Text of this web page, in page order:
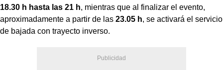
18.30 h hasta las 21 h, mientras que al finalizar el evento,
aproximadamente a partir de las 23.05 h, se activará el servicio
de bajada con trayecto inverso.